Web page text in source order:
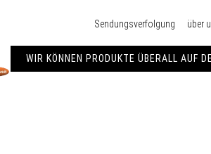
Sendungsverfolgung über
WIR KÖNNEN PRODUKTE ÜBERALL AUF